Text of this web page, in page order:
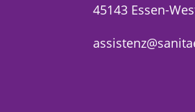
45143 Essen-